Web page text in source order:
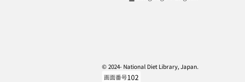
© 2024- National Diet Library, Japan.
画面番号102